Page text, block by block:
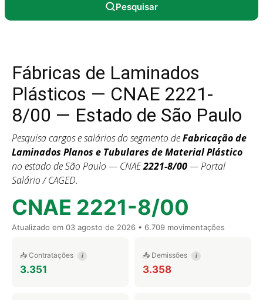
Pesquisar
Fábricas de Laminados
Plásticos — CNAE 2221-
8/00 — Estado de São Paulo
Pesquisa cargos e salários do segmento deFabricação de
Laminados Planos e Tubulares de Material Plástico
no estado de São Paulo — CNAE2221-8/00— Portal
Salário / CAGED.
CNAE 2221-8/00
Atualizado em 03 agosto de 2026 • 6.709 movimentações
📥 Contratações i
3.351
📤 Demissões i
3.358